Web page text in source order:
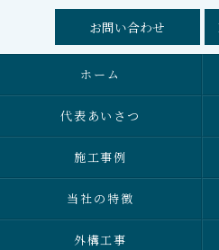
お問い合わせ
ホーム
代表あいさつ
施工事例
当社の特徴
外構工事